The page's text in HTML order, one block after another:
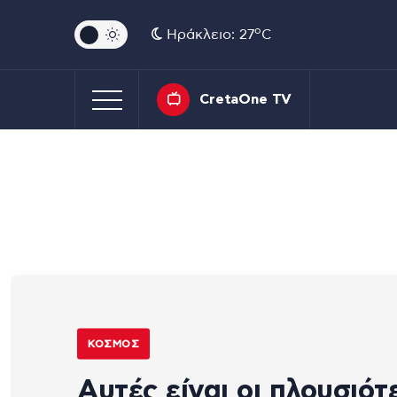
Ηράκλειο: 27oC
CretaOne TV
ΚΌΣΜΟΣ
Αυτές είναι οι